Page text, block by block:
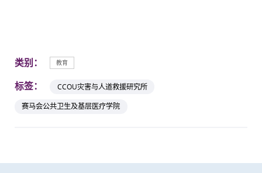
类别： 教育
标签：
CCOU灾害与人道救援研究所
赛马会公共卫生及基层医疗学院